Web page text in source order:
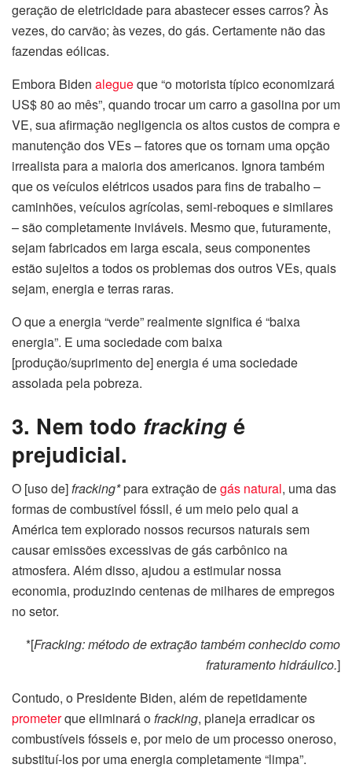
geração de eletricidade para abastecer esses carros? Às
vezes, do carvão; às vezes, do gás. Certamente não das
fazendas eólicas.
Embora Biden alegueque “o motorista típico economizará
US$ 80 ao mês”, quando trocar um carro a gasolina por um
VE, sua afirmação negligencia os altos custos de compra e
manutenção dos VEs – fatores que os tornam uma opção
irrealista para a maioria dos americanos. Ignora também
que os veículos elétricos usados para fins de trabalho –
caminhões, veículos agrícolas, semi-reboques e similares
– são completamente inviáveis. Mesmo que, futuramente,
sejam fabricados em larga escala, seus componentes
estão sujeitos a todos os problemas dos outros VEs, quais
sejam, energia e terras raras.
O que a energia “verde” realmente significa é “baixa
energia”. E uma sociedade com baixa
[produção/suprimento de] energia é uma sociedade
assolada pela pobreza.
3. Nem todo fracking é
prejudicial.
O [uso de]fracking*para extração degás natural, uma das
formas de combustível fóssil, é um meio pelo qual a
América tem explorado nossos recursos naturais sem
causar emissões excessivas de gás carbônico na
atmosfera. Além disso, ajudou a estimular nossa
economia, produzindo centenas de milhares de empregos
no setor.
*[Fracking: método de extração também conhecido como
fraturamento hidráulico.]
Contudo, o Presidente Biden, além de repetidamente
prometerque eliminará ofracking, planeja erradicar os
combustíveis fósseis e, por meio de um processo oneroso,
substituí-los por uma energia completamente “limpa”.